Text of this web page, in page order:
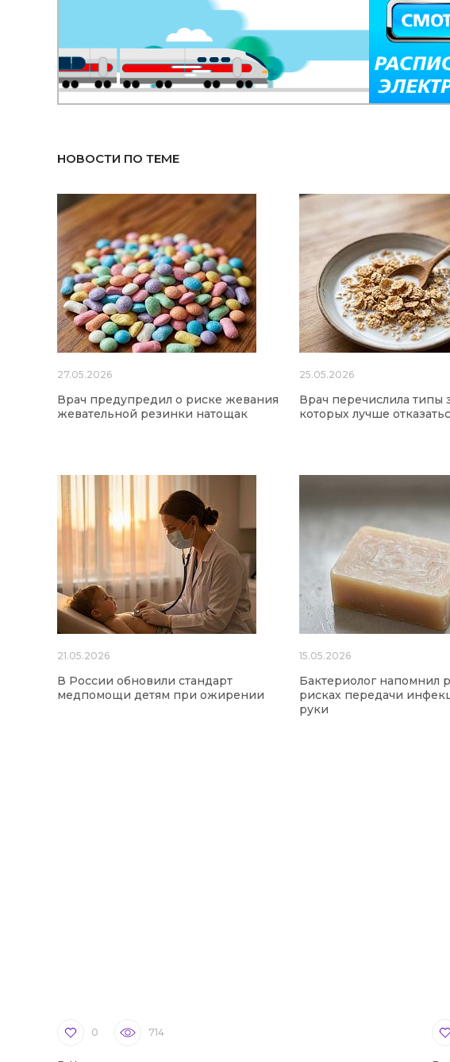
НОВОСТИ ПО ТЕМЕ
27.05.2026
Врач предупредил о риске жевания
жевательной резинки натощак
25.05.2026
Врач перечислила типы
которых лучше
21.05.2026
В России обновили стандарт
медпомощи детям при ожирении
15.05.2026
Бактериолог напомнил
рисках передачи
руки
0 714